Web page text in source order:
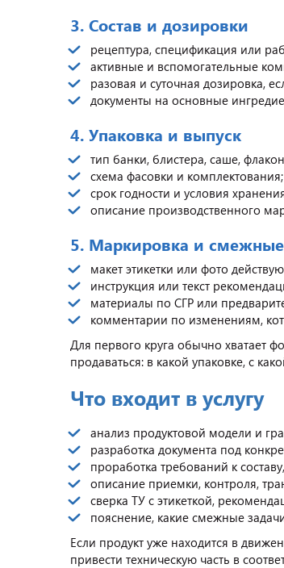
3. Состав и дозировки
рецептура, спецификация или
активные и вспомогательные
разовая и суточная дозировка,
документы на основные
4. Упаковка и выпуск
тип банки, блистера, саше,
схема фасовки и комплектования;
срок годности и условия
описание производственного
5. Маркировка и
макет этикетки или фото
инструкция или текст
материалы по СГР или
комментарии по изменениям,
Для первого круга обычно хватает
продаваться: в какой упаковке, с
Что входит в услугу
анализ продуктовой модели и
разработка документа под
проработка требований к
описание приемки, контроля,
сверка ТУ с этикеткой,
пояснение, какие смежные
Если продукт уже находится в
привести техническую часть в